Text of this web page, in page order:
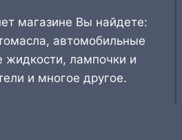
магазине Вы найдете:
автомобильные
жидкости, лампочки и
и многое другое.